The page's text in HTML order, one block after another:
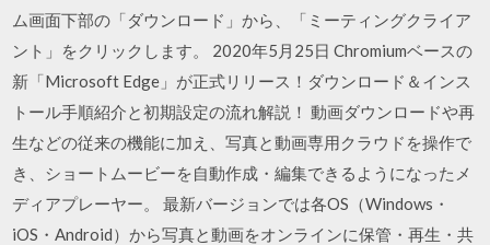
ム画面下部の「ダウンロード」から、「ミーティングクライア
ント」をクリックします。 2020年5月25日 Chromiumベースの
新「Microsoft Edge」が正式リリース！ダウンロード＆インス
トール手順紹介と初期設定の流れ解説！ 動画ダウンロードや再
生などの従来の機能に加え、写真と動画専用クラウドを操作で
き、ショートムービーを自動作成・編集できるようになったメ
ディアプレーヤー。 最新バージョンでは各OS（Windows・
iOS・Android）から写真と動画をオンラインに保管・再生・共